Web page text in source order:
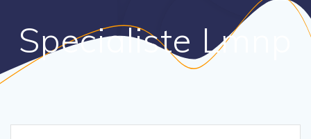
Specialiste Lmnp